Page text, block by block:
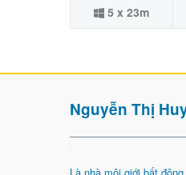
5 x 23m
Nguyễn Thị